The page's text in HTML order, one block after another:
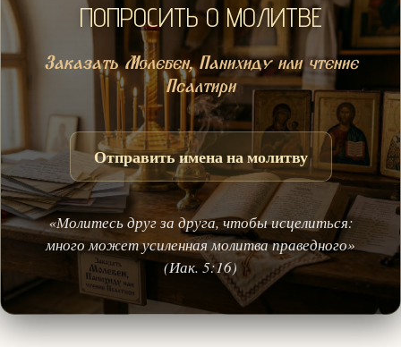
ПОПРОСИТЬ О МОЛИТВЕ
Заказать Молебен, Панихиду или чтение
Псалтири
Отправить имена на молитву
«Молитесь друг за друга, чтобы исцелиться:
много может усиленная молитва праведного»
(Иак. 5:16)